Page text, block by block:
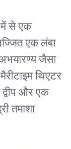
में से एक
एक लंबा
जैसा
थिएटर
और एक
तमाशा